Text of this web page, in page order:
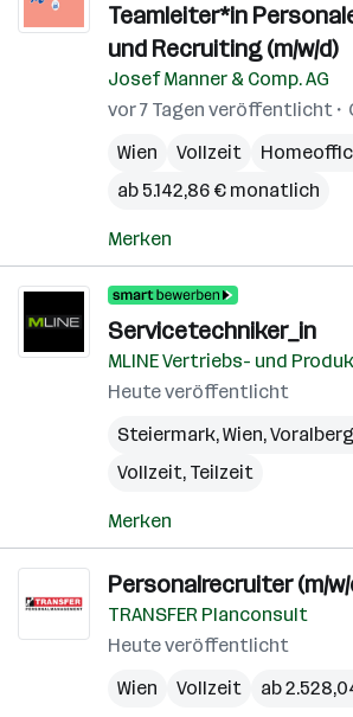
Teamleiter*in
und Recruiting (m/w/d)
Josef Manner & Comp. AG
vor 7 Tagen veröffentlicht
Wien
Vollzeit
ab 5.142,86 € monatlich
Merken
Servicetechniker_in
MLINE Vertriebs- und
Heute veröffentlicht
Steiermark,Wien,Voralberg
Vollzeit, Teilzeit
Merken
Personalrecruiter (m/w/
TRANSFER Planconsult
Heute veröffentlicht
Wien
Vollzeit ab